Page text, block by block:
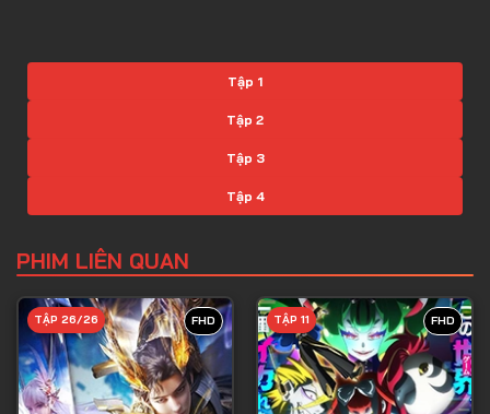
Tập 1
Tập 2
Tập 3
Tập 4
Tập 6
Tập 7
Tập 8
Tập 9
PHIM LIÊN QUAN
FHD
TẬP 26/26 FHD
TẬP 11